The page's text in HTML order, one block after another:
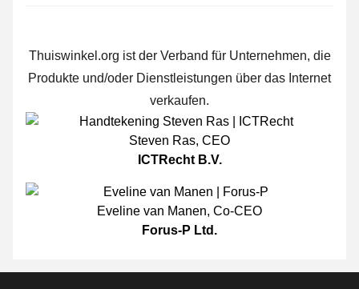
Thuiswinkel.org ist der Verband für Unternehmen, die
Produkte und/oder Dienstleistungen über das Internet
verkaufen.
Steven Ras, CEO
ICTRecht B.V.
Eveline van Manen, Co-CEO
Forus-P Ltd.